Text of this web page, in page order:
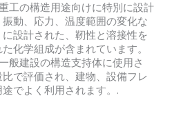
工の構造用途向けに特別に設計
動、応力、温度範囲の変化な
設計された、靭性と溶接性を
化学組成が含まれています。
般建設の構造支持体に使用さ
で評価され、建物、設備フレ
でよく利用されます。.